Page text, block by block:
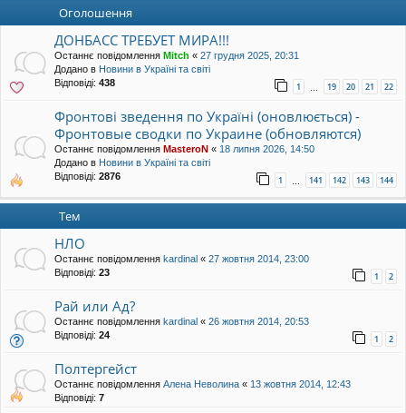
Оголошення
ДОНБАСС ТРЕБУЕТ МИРА!!!
Останнє повідомлення Mitch « 27 грудня 2025, 20:31
Додано в Новини в Україні та світі
Відповіді: 438 1 … 19 20 21 22
Фронтові зведення по Україні (оновлюється) -
Фронтовые сводки по Украине (обновляются)
Останнє повідомлення MasteroN « 18 липня 2026, 14:50
Додано в Новини в Україні та світі
Відповіді: 2876 1 … 141 142 143 144
Тем
НЛО
Останнє повідомлення kardinal « 27 жовтня 2014, 23:00
Відповіді: 23 1 2
Рай или Ад?
Останнє повідомлення kardinal « 26 жовтня 2014, 20:53
Відповіді: 24 1 2
Полтергейст
Останнє повідомлення Алена Неволина « 13 жовтня 2014, 12:43
Відповіді: 7